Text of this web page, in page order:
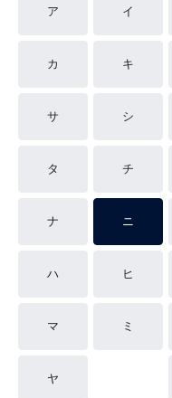
ア イ
カ キ
サ シ
タ チ
ナ ニ
ハ ヒ
マ ミ
ヤ